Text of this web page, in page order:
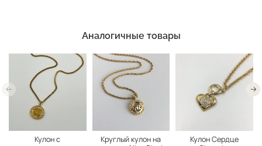
Аналогичные товары
Кулон с
Круглый кулон на
Кулон Сердце